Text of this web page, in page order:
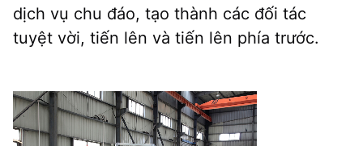
dịch vụ chu đáo, tạo thành các đối tác
tuyệt vời, tiến lên và tiến lên phía trước.